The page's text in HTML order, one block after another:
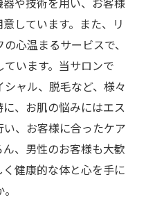
しています。また、リ
心温まるサービスで、
います。当サロンで
ャル、脱毛など、様々
、お肌の悩みにはエス
、お客様に合ったケア
、男性のお客様も大歓
健康的な体と心を手に